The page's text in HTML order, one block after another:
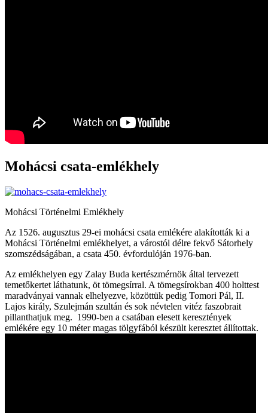
Mohácsi csata-emlékhely
Mohácsi Történelmi Emlékhely
Az 1526. augusztus 29-ei mohácsi csata emlékére alakították ki a
Mohácsi Történelmi emlékhelyet, a várostól délre fekvő Sátorhely
szomszédságában, a csata 450. évfordulóján 1976-ban.
Az emlékhelyen egy Zalay Buda kertészmérnök által tervezett
temetőkertet láthatunk, öt tömegsírral. A tömegsírokban 400 holttest
maradványai vannak elhelyezve, közöttük pedig Tomori Pál, II.
Lajos király, Szulejmán szultán és sok névtelen vitéz faszobrait
pillanthatjuk meg. 1990-ben a csatában elesett keresztények
emlékére egy 10 méter magas tölgyfából készült keresztet állítottak.